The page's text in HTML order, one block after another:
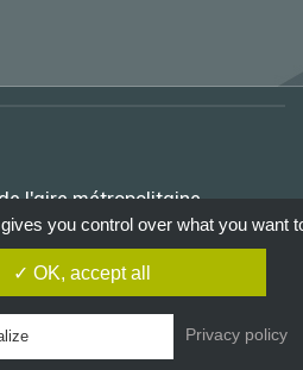
l'aire métropolitaine
23e étage , 129 rue
you control over what you want
✓ OK, accept all
Privacy policy